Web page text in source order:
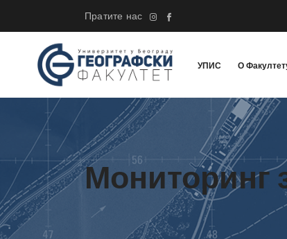
Пратите нас
УПИС О
Мониторинг